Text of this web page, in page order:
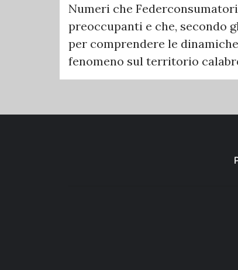
Numeri che
preoccupanti e che, secondo
per comprendere le
fenomeno sul territorio